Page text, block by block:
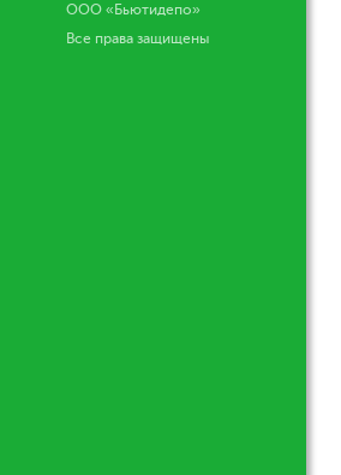
ООО «Бьютидепо»
Все права защищены